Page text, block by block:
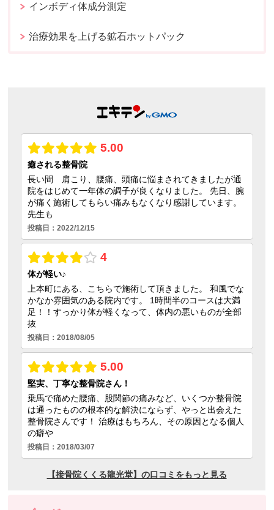
インボディ体成分測定
治療効果を上げる鉱石ホットパック